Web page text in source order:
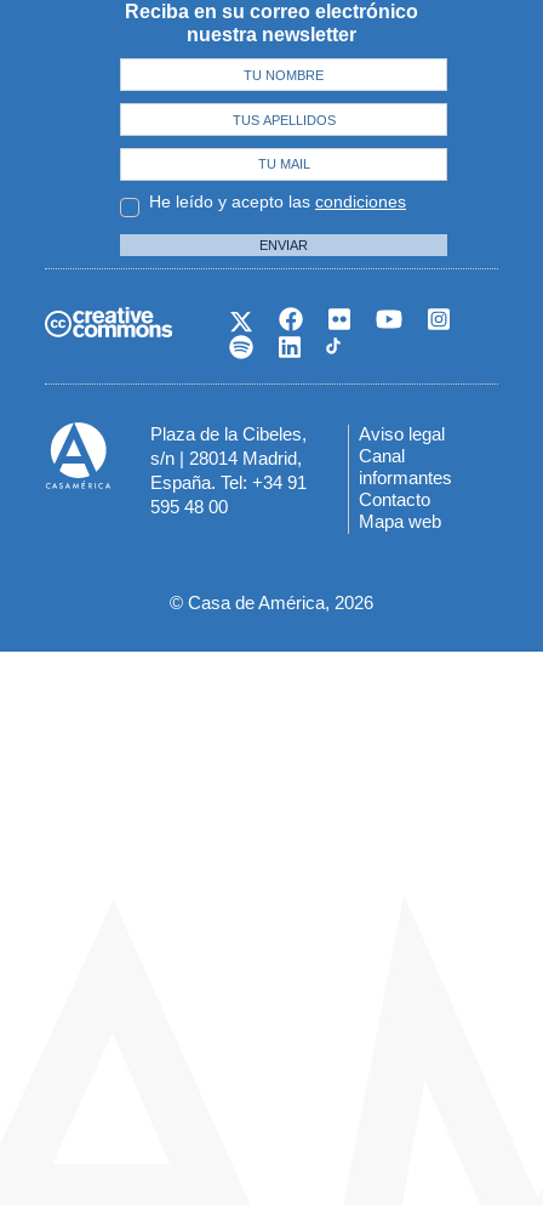
Reciba en su correo electrónico
nuestra newsletter
He leído y acepto las condiciones
ENVIAR
Plaza de la Cibeles,
s/n | 28014 Madrid,
España. Tel: +34 91
595 48 00
Menú
del
pie
Aviso legal
Canal
informantes
Contacto
Mapa web
© Casa de América, 2026